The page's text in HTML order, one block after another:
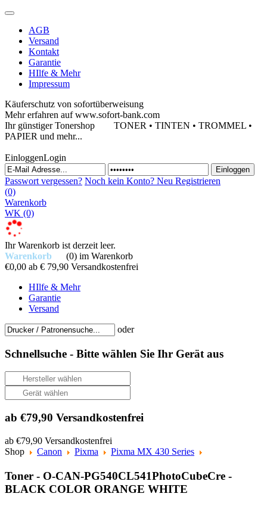
AGB
Versand
Kontakt
Garantie
HIlfe & Mehr
Impressum
Käuferschutz von sofortüberweisung
Mehr erfahren auf www.sofort-bank.com
Ihr günstiger Tonershop TONER • TINTEN • TROMMEL •
PAPIER und mehr...
EinloggenLogin
Passwort vergessen? Noch kein Konto? Neu Registrieren
(0)
Warenkorb
WK (0)
Ihr Warenkorb ist derzeit leer.
Warenkorb
(0) im Warenkorb
€0,00 ab € 79,90 Versandkostenfrei
HIlfe & Mehr
Garantie
Versand
oder
Schnellsuche - Bitte wählen Sie Ihr Gerät aus
ab €79,90 Versandkostenfrei
ab €79,90 Versandkostenfrei
Shop
Canon Pixma Pixma MX 430 Series
Toner - O-CAN-PG540CL541PhotoCubeCre -
BLACK COLOR ORANGE WHITE